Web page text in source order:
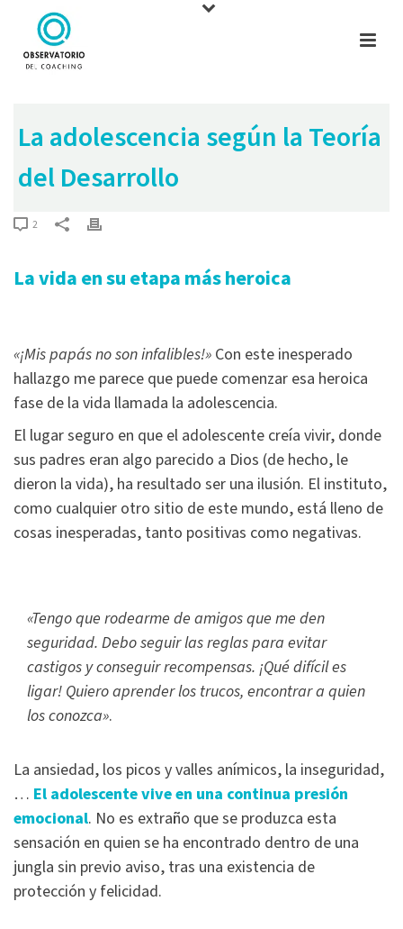
La adolescencia según la Teoría
del Desarrollo
2
La vida en su etapa más heroica
«¡Mis papás no son infalibles!» Con este inesperado
hallazgo me parece que puede comenzar esa heroica
fase de la vida llamada la adolescencia.
El lugar seguro en que el adolescente creía vivir, donde
sus padres eran algo parecido a Dios (de hecho, le
dieron la vida), ha resultado ser una ilusión. El instituto,
como cualquier otro sitio de este mundo, está lleno de
cosas inesperadas, tanto positivas como negativas.
«Tengo que rodearme de amigos que me den
seguridad. Debo seguir las reglas para evitar
castigos y conseguir recompensas. ¡Qué difícil es
ligar! Quiero aprender los trucos, encontrar a quien
los conozca».
La ansiedad, los picos y valles anímicos, la inseguridad,
… El adolescente vive en una continua presión
emocional. No es extraño que se produzca esta
sensación en quien se ha encontrado dentro de una
jungla sin previo aviso, tras una existencia de
protección y felicidad.